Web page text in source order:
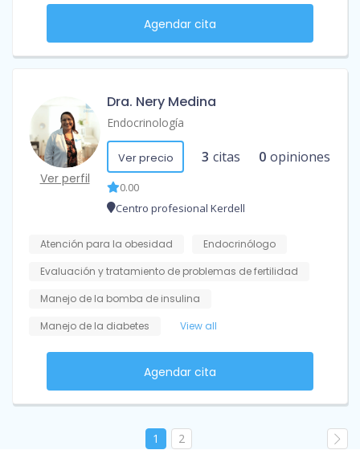
Agendar cita
Ver perfil
Dra. Nery Medina
Endocrinología
Ver precio 3 citas 0 opiniones
0.00
Centro profesional Kerdell
Atención para la obesidad
Endocrinólogo
Evaluación y tratamiento de problemas de fertilidad
Manejo de la bomba de insulina
Manejo de la diabetes
View all
Agendar cita
1 2